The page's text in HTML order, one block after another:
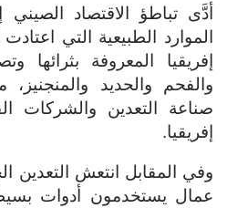
أدَّى تباطؤ الاقتصاد
الموارد الطبيعية التي
إفريقيا المعروفة بثرائها
والفحم والحديد
صناعة التعدين والشركات
إفريقيا.
وفي المقابل انتعش التعدين
عمال يستخدمون أدوات